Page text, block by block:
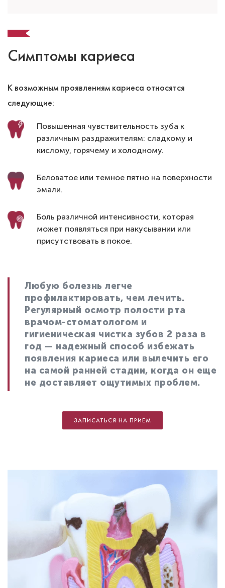
Симптомы кариеса
К возможным проявлениям кариеса относятся
следующие:
Повышенная чувствительность зуба к
различным раздражителям: сладкому и
кислому, горячему и холодному.
Беловатое или темное пятно на поверхности
эмали.
Боль различной интенсивности, которая
может появляться при накусывании или
присутствовать в покое.
Любую болезнь легче
профилактировать, чем лечить.
Регулярный осмотр полости рта
врачом-стоматологом и
гигиеническая чистка зубов 2 раза в
год — надежный способ избежать
появления кариеса или вылечить его
на самой ранней стадии, когда он еще
не доставляет ощутимых проблем.
ЗАПИСАТЬСЯ НА ПРИЕМ